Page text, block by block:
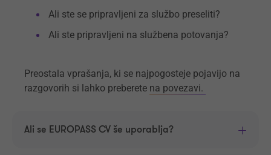
Ali ste se pripravljeni za službo preseliti?
Ali ste pripravljeni na službena potovanja?
Preostala vprašanja, ki se najpogosteje pojavijo na
razgovorih si lahko preberete na povezavi.
Ali se EUROPASS CV še uporablja?